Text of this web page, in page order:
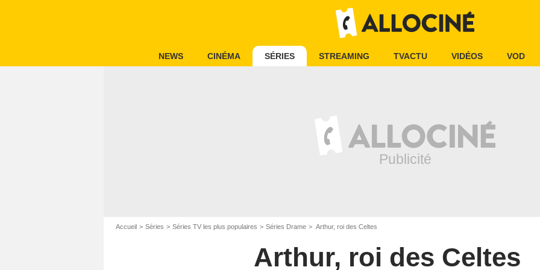
NEWS CINÉMA SÉRIES STREAMING TVACTU VIDÉOS VOD
Accueil Séries Séries TV les plus populaires Séries Drame Arthur, roi des Celtes
Arthur, roi des Celtes